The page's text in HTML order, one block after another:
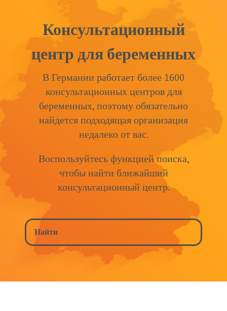
Консультационный
центр для беременных
В Германии работает более 1600
консультационных центров для
беременных, поэтому обязательно
найдется подходящая организация
недалеко от вас.
Воспользуйтесь функцией поиска,
чтобы найти ближайший
консультационный центр.